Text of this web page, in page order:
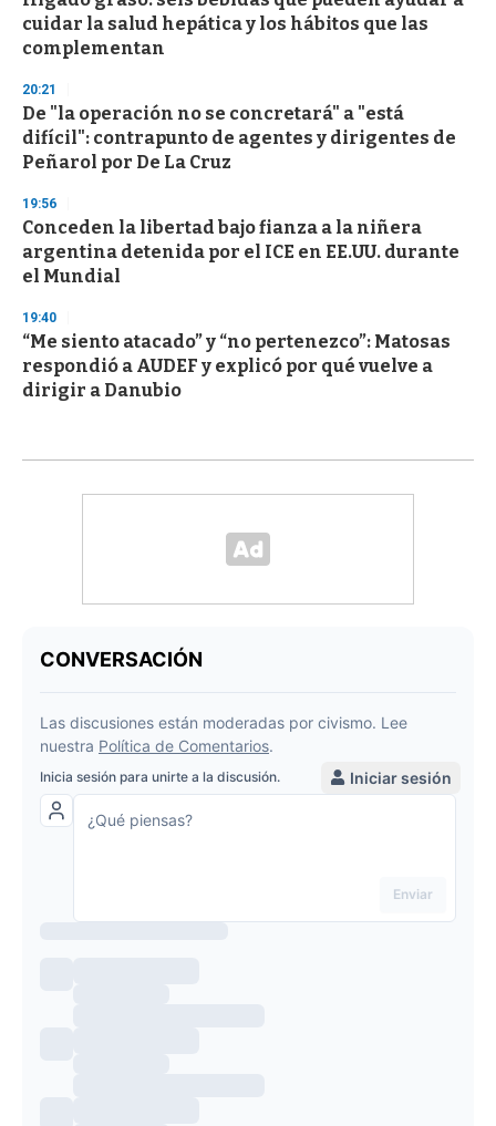
cuidar la salud hepática y los hábitos que las
complementan
20:21
De "la operación no se concretará" a "está
difícil": contrapunto de agentes y dirigentes de
Peñarol por De La Cruz
19:56
Conceden la libertad bajo fianza a la niñera
argentina detenida por el ICE en EE.UU. durante
el Mundial
19:40
“Me siento atacado” y “no pertenezco”: Matosas
respondió a AUDEF y explicó por qué vuelve a
dirigir a Danubio